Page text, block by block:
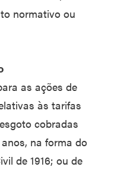
normativo ou
as ações de
às tarifas
cobradas
na forma do
de 1916; ou de